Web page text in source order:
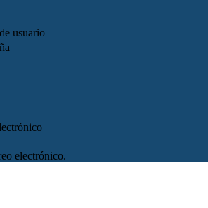
usuario
electrónico.